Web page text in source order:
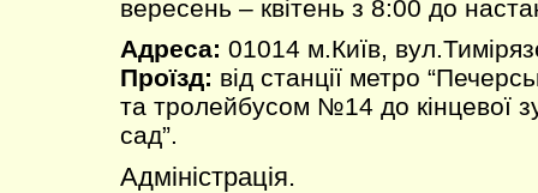
вересень – квітень з 8:00 до
Адреса: 01014 м.Київ,
Проїзд: від станції метро
та тролейбусом №14 до кінцевої
сад”.
Адміністрація.